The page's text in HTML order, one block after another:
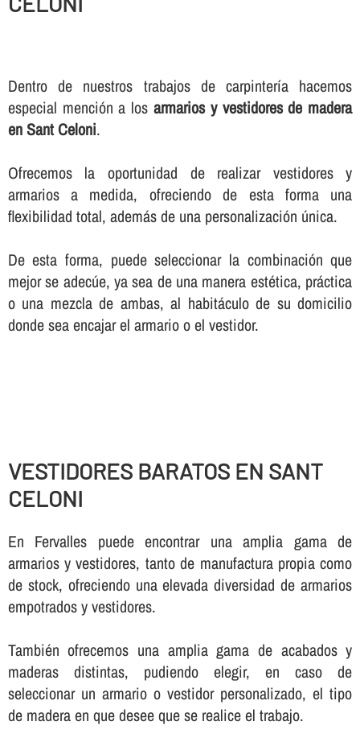
Dentro de nuestros trabajos de carpinterí­a hacemos
especial mención a los armarios y vestidores de madera
en Sant Celoni.
Ofrecemos la oportunidad de realizar vestidores y
armarios a medida, ofreciendo de esta forma una
flexibilidad total, además de una personalización única.
De esta forma, puede seleccionar la combinación que
mejor se adecúe, ya sea de una manera estética, práctica
o una mezcla de ambas, al habitáculo de su domicilio
donde sea encajar el armario o el vestidor.
VESTIDORES BARATOS EN SANT
CELONI
En Fervalles puede encontrar una amplia gama de
armarios y vestidores, tanto de manufactura propia como
de stock, ofreciendo una elevada diversidad de armarios
empotrados y vestidores.
También ofrecemos una amplia gama de acabados y
maderas distintas, pudiendo elegir, en caso de
seleccionar un armario o vestidor personalizado, el tipo
de madera en que desee que se realice el trabajo.